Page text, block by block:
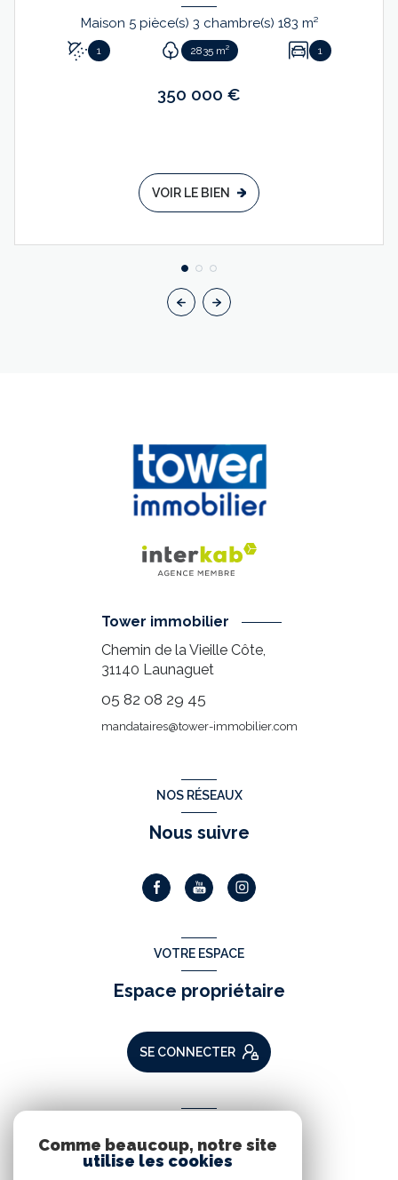
Maison 5 pièce(s) 3 chambre(s) 183 m²
1 2835 m² 1
350 000 €
VOIR LE BIEN
Tower immobilier
Chemin de la Vieille Côte,
31140 Launaguet
05 82 08 29 45
mandataires@tower-immobilier.com
NOS RÉSEAUX
Nous suivre
VOTRE ESPACE
Espace propriétaire
SE CONNECTER
Nous adhérons
Comme beaucoup, notre site
utilise les cookies